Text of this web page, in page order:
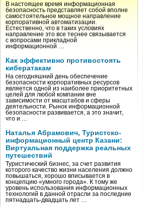
В настоящее время информационная
безопасность представляет собой вполне
самостоятельное мощное направление
корпоративной автоматизации.
Естественно, что в таких условиях
направление это все теснее связывается
с вопросами прикладной
информационной …
Как эффективно противостоять
кибератакам
На сегодняшний день обеспечение
безопасности корпоративных ресурсов
является одной из наиболее приоритетных
целей для любой компании вне
зависимости от масштабов и сферы
деятельности. Рынок информационной
безопасности развивается, а это значит,
что и …
Наталья Абрамович, Туристско-
информационный центр Казани:
Виртуальная поддержка реальных
путешествий
Туристический бизнес, за счет развития
которого качество жизни населения должно
повышаться, хорошо вписывается в
концепцию «умного города». К тому же
уровень использования информационных
технологий в данной отрасли за последние
пятнадцать-двадцать лет …